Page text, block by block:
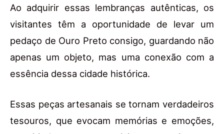
Ao adquirir essas lembranças autênticas, os
visitantes têm a oportunidade de levar um
pedaço de Ouro Preto consigo, guardando não
apenas um objeto, mas uma conexão com a
essência dessa cidade histórica.
Essas peças artesanais se tornam verdadeiros
tesouros, que evocam memórias e emoções,